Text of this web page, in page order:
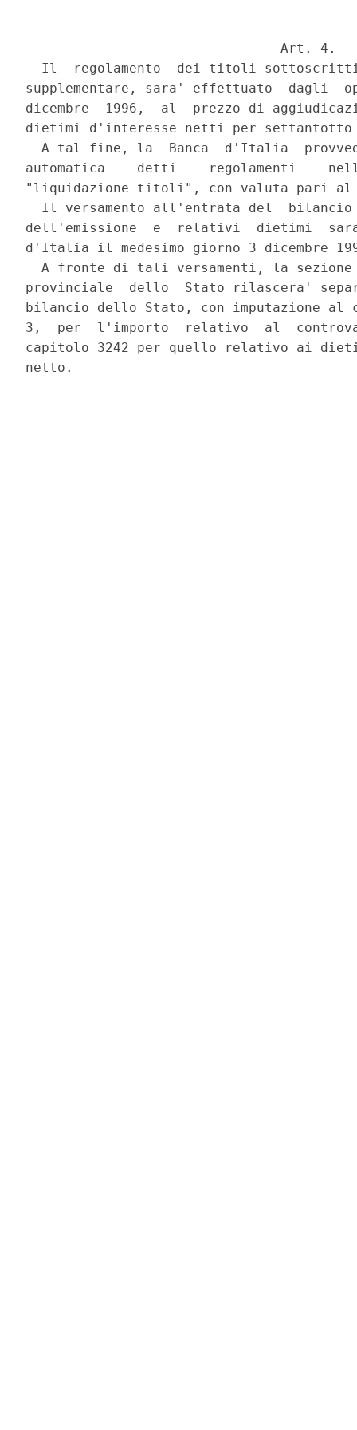
                                Art. 4.
Il  regolamento  dei titoli
supplementare, sara' effettuato  dagli
dicembre  1996,  al  prezzo di
dietimi d'interesse netti per
A tal fine, la  Banca  d'Italia
automatica    detti    regolamenti
"liquidazione titoli", con valuta pari al
Il versamento all'entrata del
dell'emissione  e  relativi  dietimi
d'Italia il medesimo giorno 3 dicembre
A fronte di tali versamenti, la
provinciale  dello  Stato rilascera'
bilancio dello Stato, con imputazione
3,  per  l'importo  relativo  al
capitolo 3242 per quello relativo ai